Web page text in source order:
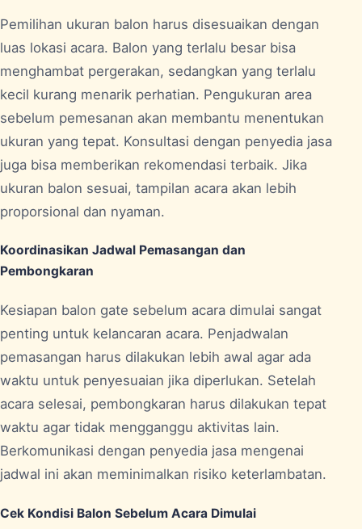
Pemilihan ukuran balon harus disesuaikan dengan
luas lokasi acara. Balon yang terlalu besar bisa
menghambat pergerakan, sedangkan yang terlalu
kecil kurang menarik perhatian. Pengukuran area
sebelum pemesanan akan membantu menentukan
ukuran yang tepat. Konsultasi dengan penyedia jasa
juga bisa memberikan rekomendasi terbaik. Jika
ukuran balon sesuai, tampilan acara akan lebih
proporsional dan nyaman.
Koordinasikan Jadwal Pemasangan dan
Pembongkaran
Kesiapan balon gate sebelum acara dimulai sangat
penting untuk kelancaran acara. Penjadwalan
pemasangan harus dilakukan lebih awal agar ada
waktu untuk penyesuaian jika diperlukan. Setelah
acara selesai, pembongkaran harus dilakukan tepat
waktu agar tidak mengganggu aktivitas lain.
Berkomunikasi dengan penyedia jasa mengenai
jadwal ini akan meminimalkan risiko keterlambatan.
Cek Kondisi Balon Sebelum Acara Dimulai